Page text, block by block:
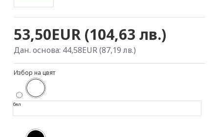
53,50EUR (104,63 лв.)
Дан. основа: 44,58EUR (87,19 лв.)
Избор на цвят
бял